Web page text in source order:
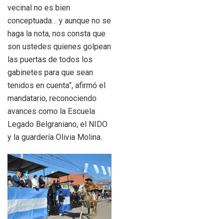
vecinal no es bien
conceptuada… y aunque no se
haga la nota, nos consta que
son ustedes quienes golpean
las puertas de todos los
gabinetes para que sean
tenidos en cuenta”, afirmó el
mandatario, reconociendo
avances como la Escuela
Legado Belgraniano, el NIDO
y la guardería Olivia Molina.